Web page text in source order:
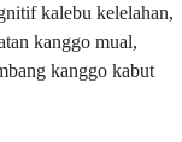
kalebu kelelahan,
kanggo mual,
kanggo kabut